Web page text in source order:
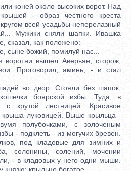
коней около высоких ворот. Над
- образ честного креста
всей усадьбы неперелазный
Мужики сняли шапки. Ивашка
сказал, как положено:
сыне божий, помилуй нас...
вышел Аверьян, сторож,
Проговорил; аминь, - и стал
во двор. Стояли без шапок,
боярской избы. Туда, в
крутой лестницей. Красивое
крыша луковицей. Выше крыльца -
полубочками, с золоченым
- подклеть - из могучих бревен.
под кладовые для зимних и
солонины, солений, мочении
- в кладовых у него одни мыши.
крыльцо богатое...